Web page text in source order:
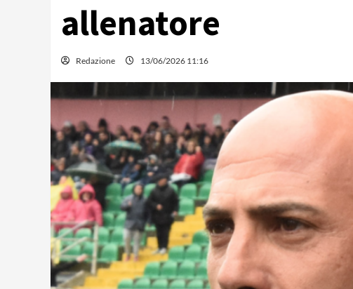
allenatore
Redazione 13/06/2026 11:16